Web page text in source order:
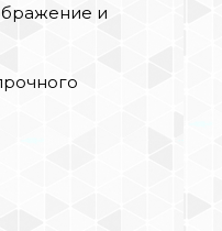
и